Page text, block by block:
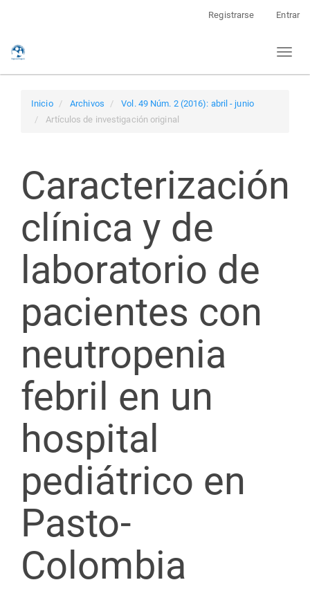
Registrarse Entrar
Toggle
Inicio Archivos
Vol. 49 Núm. 2 (2016): abril - junio
Artículos de investigación original
Caracterización
clínica y de
laboratorio de
pacientes con
neutropenia
febril en un
hospital
pediátrico en
Pasto-
Colombia